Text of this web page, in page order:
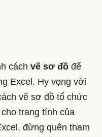
cách vẽ sơ đồ để
Excel. Hy vọng với
vẽ sơ đồ tổ chức
trang tính của
đừng quên tham